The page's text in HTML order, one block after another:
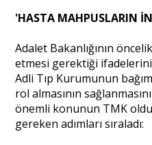
'HASTA MAHPUSLARIN
Adalet Bakanlığının
etmesi gerektiği
Adli Tıp Kurumunun
rol almasının
önemli konunun TMK
gereken adımları sıraladı: